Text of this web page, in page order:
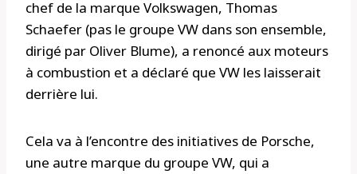
chef de la marque Volkswagen, Thomas
Schaefer (pas le groupe VW dans son ensemble,
dirigé par Oliver Blume), a renoncé aux moteurs
à combustion et a déclaré que VW les laisserait
derrière lui.
Cela va à l’encontre des initiatives de Porsche,
une autre marque du groupe VW, qui a